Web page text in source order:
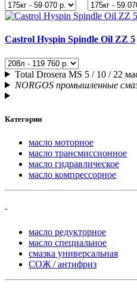
Castrol Hyspin Spindle Oil ZZ 5
Total Drosera MS 5 / 10 / 22
NORGOS промышленные
Категории
масло моторное
масло трансмиссионное
масло гидравлическое
масло компрессорное
-
масло редукторное
масло специальное
смазка универсальная
СОЖ / антифриз